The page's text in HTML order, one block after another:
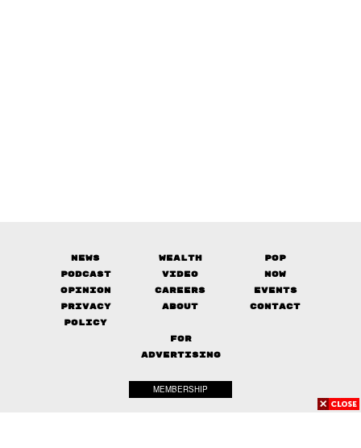
News Wealth
Pop
Podcast
Video
Now
Opinion
Careers
Events
Privacy
Policy
About Contact
FOR
ADVERTISING
MEMBERSHIP